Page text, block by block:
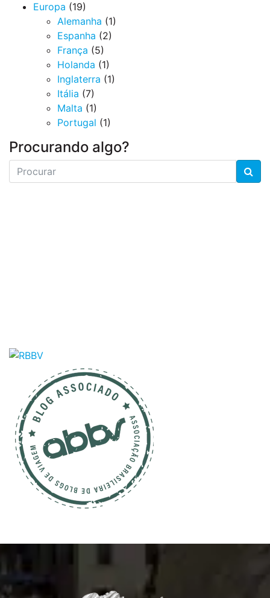
Europa (19)
Alemanha (1)
Espanha (2)
França (5)
Holanda (1)
Inglaterra (1)
Itália (7)
Malta (1)
Portugal (1)
Procurando algo?